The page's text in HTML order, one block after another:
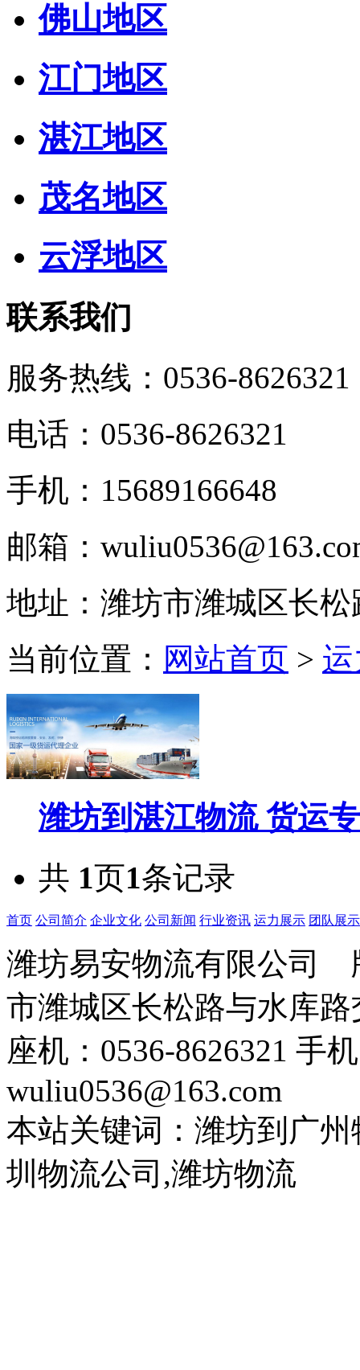
佛山地区
江门地区
湛江地区
茂名地区
云浮地区
联系我们
服务热线： 0536-8626321
电话：0536-8626321
手机：15689166648
邮箱：
地址：潍坊市潍城区长
当前位置： 网站首页 >
潍坊到湛江物流 货运
共 1页1条记录
首页 公司简介 企业文化 公司新闻 行业资讯 运力展示 团队展示
潍坊易安物流有限公
市潍城区长松路与水库
座机：0536-8626321 手
wuliu0536@163.com
本站关键词：潍坊到广
圳物流公司,潍坊物流